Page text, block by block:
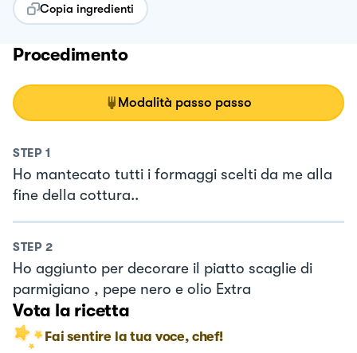
Copia ingredienti
Procedimento
Modalità passo passo
STEP 1
Ho mantecato tutti i formaggi scelti da me alla
fine della cottura..
STEP 2
Ho aggiunto per decorare il piatto scaglie di
parmigiano , pepe nero e olio Extra
Vota la ricetta
Fai sentire la tua voce, chef!